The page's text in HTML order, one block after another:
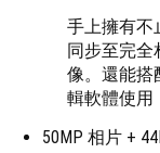
手上擁有不
同步至完
像。還能搭
輯軟體使用
50MP 相片 +